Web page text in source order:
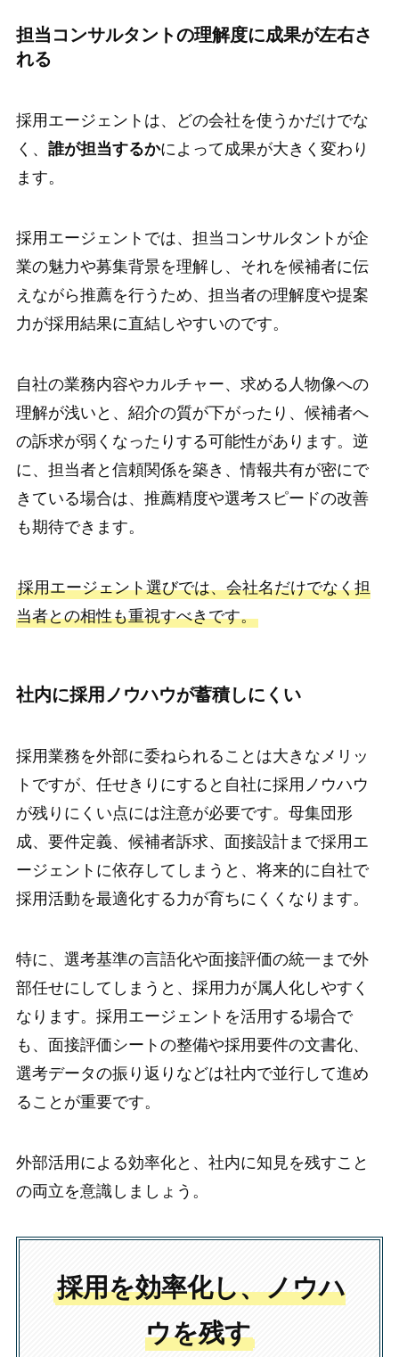
担当コンサルタントの理解度に成果が左右さ
れる
採用エージェントは、どの会社を使うかだけでな
く、 誰が担当するかによって成果が大きく変わり
ます。
採用エージェントでは、担当コンサルタントが企
業の魅力や募集背景を理解し、それを候補者に伝
えながら推薦を行うため、担当者の理解度や提案
力が採用結果に直結しやすいのです。
自社の業務内容やカルチャー、求める人物像への
理解が浅いと、紹介の質が下がったり、候補者へ
の訴求が弱くなったりする可能性があります。逆
に、担当者と信頼関係を築き、情報共有が密にで
きている場合は、推薦精度や選考スピードの改善
も期待できます。
採用エージェント選びでは、会社名だけでなく担
当者との相性も重視すべきです。
社内に採用ノウハウが蓄積しにくい
採用業務を外部に委ねられることは大きなメリッ
トですが、任せきりにすると自社に採用ノウハウ
が残りにくい点には注意が必要です。母集団形
成、要件定義、候補者訴求、面接設計まで採用エ
ージェントに依存してしまうと、将来的に自社で
採用活動を最適化する力が育ちにくくなります。
特に、選考基準の言語化や面接評価の統一まで外
部任せにしてしまうと、採用力が属人化しやすく
なります。採用エージェントを活用する場合で
も、面接評価シートの整備や採用要件の文書化、
選考データの振り返りなどは社内で並行して進め
ることが重要です。
外部活用による効率化と、社内に知見を残すこと
の両立を意識しましょう。
採用を効率化し、ノウハ
ウを残す